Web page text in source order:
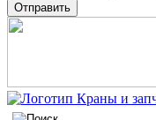
Отправить